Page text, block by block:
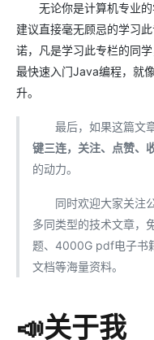
无论你是计算机专业的
建议直接毫无顾忌的学习
诺，凡是学习此专栏的同
最快速入门Java编程，就
升。
最后，如果这篇文章
键三连，关注、点赞、
的动力。
同时欢迎大家关注
多同类型的技术文章，
题、4000G pdf电子书
文档等海量资料。
📣关于我